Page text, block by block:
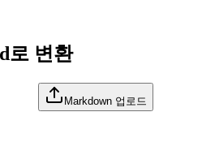
로 변환
Markdown 업로드